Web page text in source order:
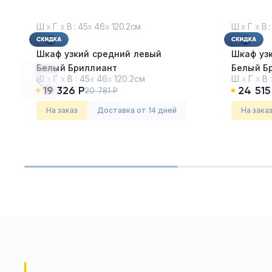
Ш х Г х В : 45х 46х 120.2см
Шкаф узкий средний левый
Белый Бриллиант
Ш х Г х В : 45х 46х 120.2см
Серия:Фреско (FRESCO)
19 326 Р20 781 Р
На заказ Доставка от 14 дней
Ш х Г х В
Шкаф
Белый
Ш х Г х В :
Серия:
24
На заказ